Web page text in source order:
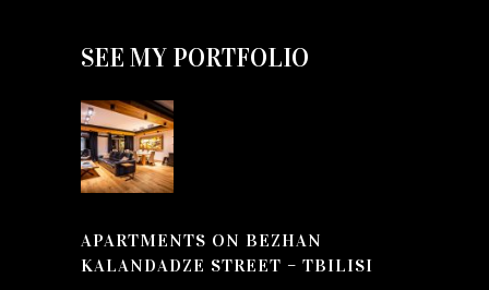
SEE MY PORTFOLIO
APARTMENTS ON BEZHAN
KALANDADZE STREET – TBILISI